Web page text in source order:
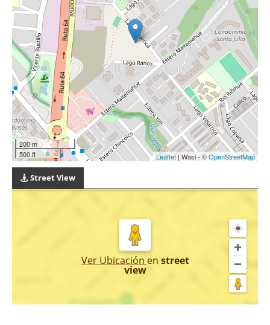
200 m
500 ft
Leaflet | Wasi - ©OpenStreetMap
Street View
Ver Ubicación en street
view